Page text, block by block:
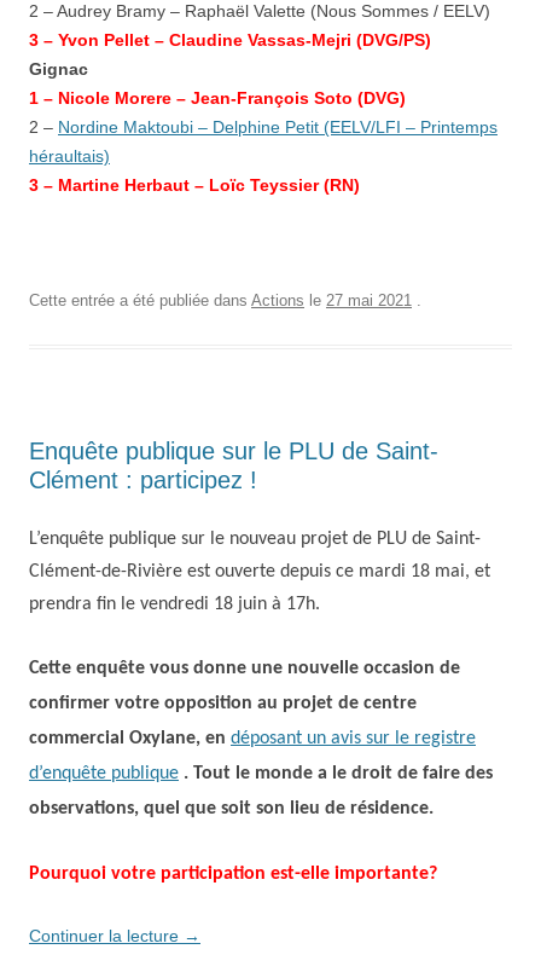
2 – Audrey Bramy – Raphaël Valette (Nous Sommes / EELV)
3 – Yvon Pellet – Claudine Vassas-Mejri (DVG/PS)
Gignac
1 – Nicole Morere – Jean-François Soto (DVG)
2 – Nordine Maktoubi – Delphine Petit (EELV/LFI – Printemps
héraultais)
3 – Martine Herbaut – Loïc Teyssier (RN)
Cette entrée a été publiée dans Actions le 27 mai 2021 .
Enquête publique sur le PLU de Saint-
Clément : participez !
L’enquête publique sur le nouveau projet de PLU de Saint-
Clément-de-Rivière est ouverte depuis ce mardi 18 mai, et
prendra fin le vendredi 18 juin à 17h.
Cette enquête vous donne une nouvelle occasion de
confirmer votre opposition au projet de centre
commercial Oxylane, en déposant un avis sur le registre
d’enquête publique . Tout le monde a le droit de faire des
observations, quel que soit son lieu de résidence.
Pourquoi votre participation est-elle importante?
Continuer la lecture →